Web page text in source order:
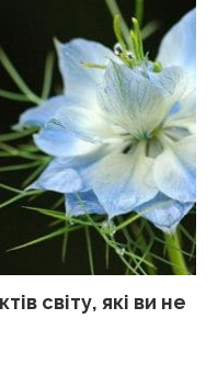
світу, які ви не